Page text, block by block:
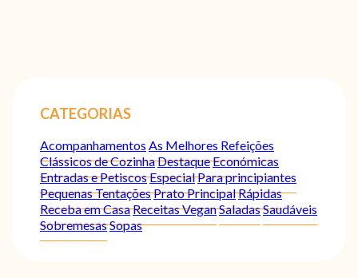
CATEGORIAS
Acompanhamentos As Melhores Refeições
Clássicos de CozinhaDestaqueEconómicas
Entradas e PetiscosEspecialPara principiantes
Pequenas TentaçõesPrato PrincipalRápidas
Receba em CasaReceitas VeganSaladasSaudáveis
SobremesasSopas